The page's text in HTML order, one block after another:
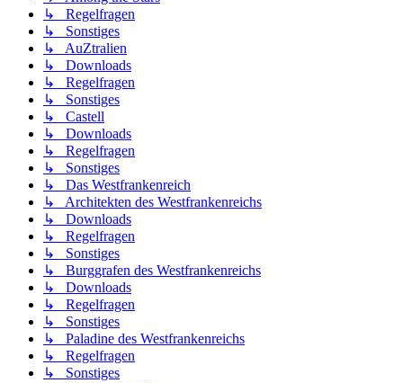
↳ Regelfragen
↳ Sonstiges
↳ AuZtralien
↳ Downloads
↳ Regelfragen
↳ Sonstiges
↳ Castell
↳ Downloads
↳ Regelfragen
↳ Sonstiges
↳ Das Westfrankenreich
↳ Architekten des Westfrankenreichs
↳ Downloads
↳ Regelfragen
↳ Sonstiges
↳ Burggrafen des Westfrankenreichs
↳ Downloads
↳ Regelfragen
↳ Sonstiges
↳ Paladine des Westfrankenreichs
↳ Regelfragen
↳ Sonstiges